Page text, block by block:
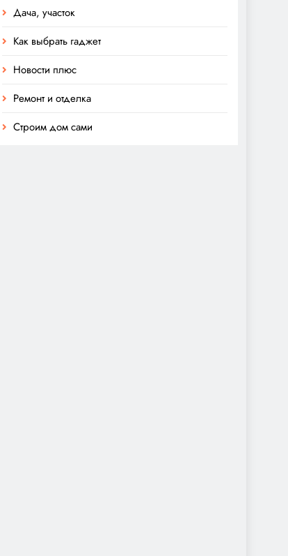
Дача, участок
Как выбрать гаджет
Новости плюс
Ремонт и отделка
Строим дом сами